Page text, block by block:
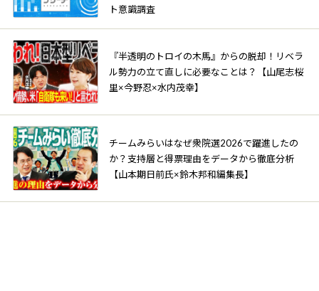
ト意識調査
『半透明のトロイの木馬』からの脱却！リベラ
ル勢力の立て直しに必要なことは？【山尾志桜
里×今野忍×水内茂幸】
チームみらいはなぜ衆院選2026で躍進したの
か？支持層と得票理由をデータから徹底分析
【山本期日前氏×鈴木邦和編集長】